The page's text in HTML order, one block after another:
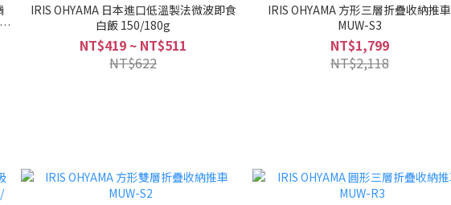
IRIS OHYAMA 日本進口低溫製法微波即食
白飯 150/180g
NT$419 ~ NT$511
NT$622
IRIS OHYAMA 方形三層折疊收納推車
MUW-S3
NT$1,799
NT$2,118